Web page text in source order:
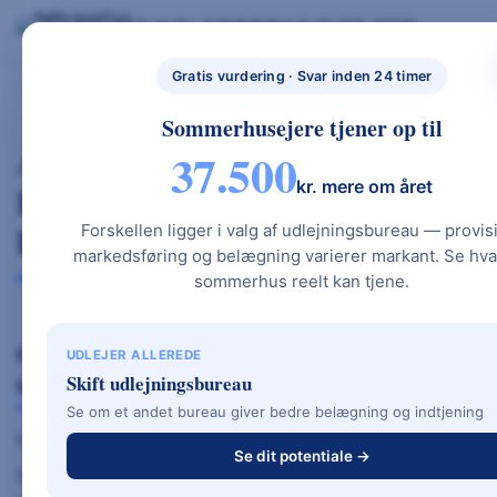
Gratis vurdering · Svar inden 24 timer
Sommerhusejere tjener op til
37.500kr. mere om året
Forskellen ligger i valg af udlejningsbureau —
markedsføring og belægning varierer markant. Se
sommerhus reelt kan tjene.
UDLEJER ALLEREDE
Skift udlejningsbureau
Se om et andet bureau giver bedre belægning og indtjening
Se dit potentiale →
NYBYGGETHU
BYG NYT HUS & UDLEJ DIT SOMMERHUS – GUIDES, PRISER OG BEREGNERE".BYG NYT HUS SOMMERHUS GUIDE 2026
Anmeldelse Af Gastrotools –
Køkkenudstyr I Høj Kvalitet Til
Fair Priser
Gastrotools – Knive, gryder og køkkenudstyr i
topkvalitet til fair pris
Når det kommer til køkkenudstyr, knive og
gryder i høj kvalitet, er
Gastrotools